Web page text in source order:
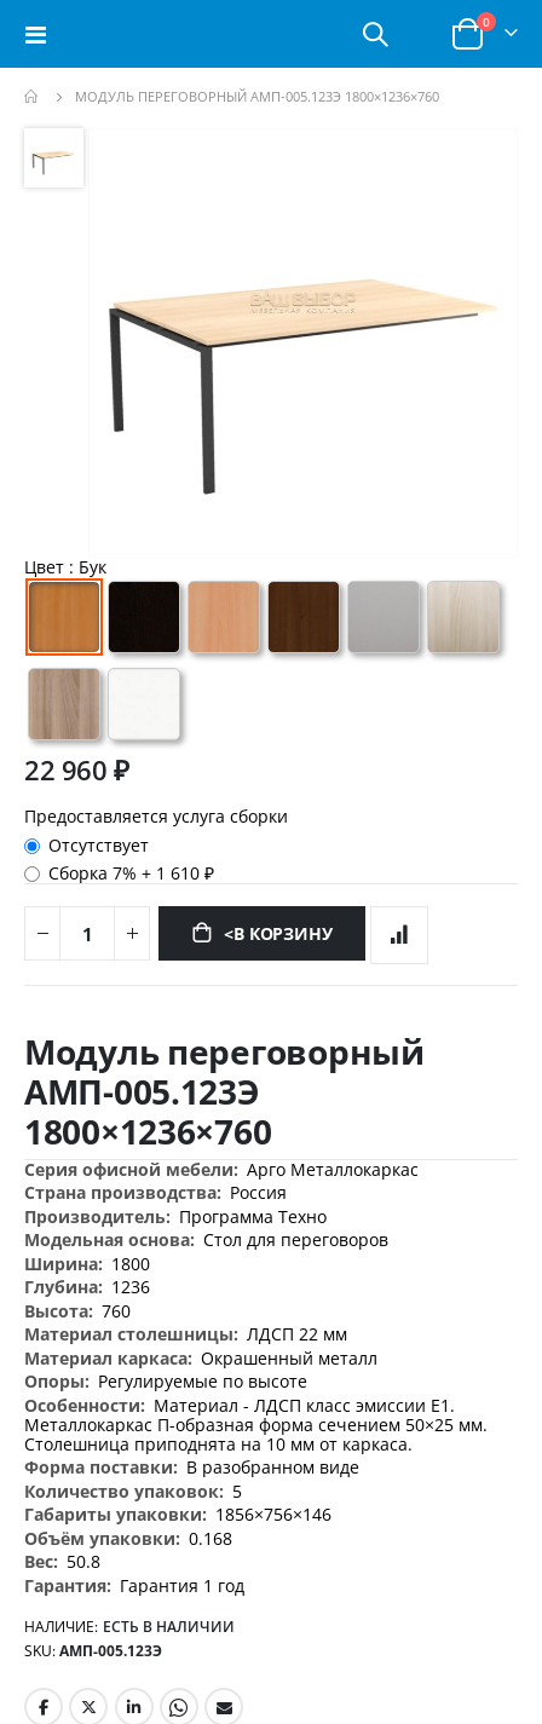
Toggle
Корзина
0позиции
МОДУЛЬ ПЕРЕГОВОРНЫЙ АМП-005.123Э 1800×1236×760
и
перейти
Цвет : Бук
22 960 ₽
Предоставляется услуга сборки
Отсутствует
Сборка 7%+ 1 610 ₽
<В КОРЗИНУ
к
началу
галереи
изображений
Модуль переговорный
АМП-005.123Э
1800×1236×760
Дополнительная
информация
Арго Металлокаркас
Россия
Программа Техно
Стол для переговоров
1800
1236
760
ЛДСП 22 мм
Окрашенный металл
Регулируемые по высоте
Материал - ЛДСП класс эмиссии Е1.
Металлокаркас П-образная форма сечением 50×25 мм.
Столешница приподнята на 10 мм от каркаса.
В разобранном виде
5
1856×756×146
0.168
50.8
Гарантия 1 год
НАЛИЧИЕ: ЕСТЬ В НАЛИЧИИ
SKU АМП-005.123Э